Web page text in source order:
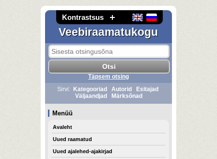
Kontrastsus
Veebiraamatukogu
Täpsem otsing
Sirvi:
Kategooriad Autorid
Esitajad
Väljaandjad
Märksõnad
Menüü
Avaleht
Uued raamatud
Uued ajalehed-ajakirjad